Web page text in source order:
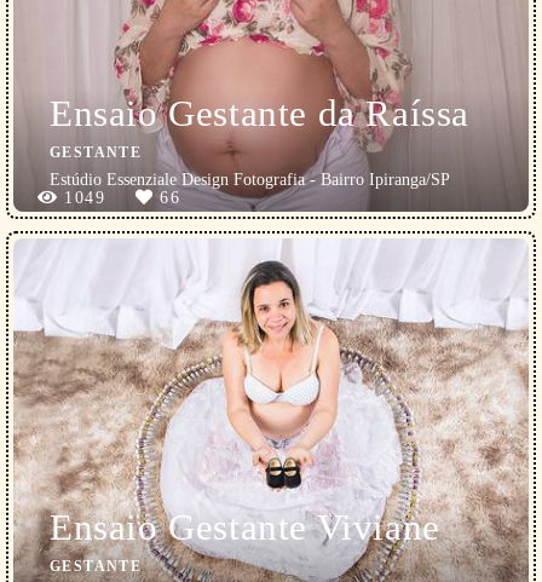
Ensaio Gestante da Raíssa
GESTANTE
Estúdio Essenziale Design Fotografia - Bairro Ipiranga/SP
1049
66
Ensaio Gestante Viviane
GESTANTE